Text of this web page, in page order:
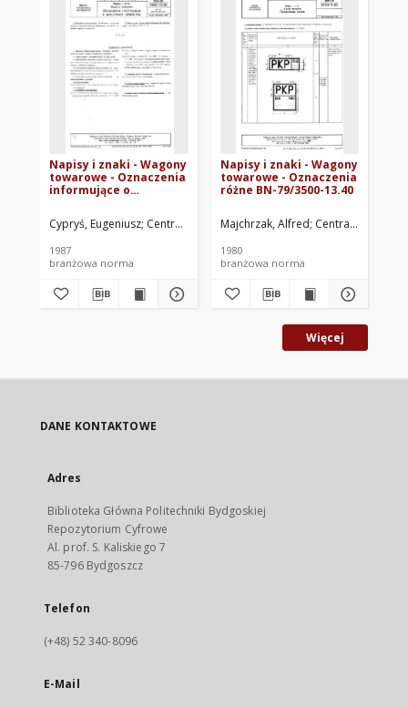
Napisy i znaki - Wagony
towarowe - Oznaczenia
informujące o
BN-86/3500-13/46
Cypryś, Eugeniusz Centralne Biuro Konstrukcyjne Polskich Kolei
1987
branżowa norma
Napisy i znaki - Wagony
towarowe - Oznaczenia
różne BN-79/3500-13.40
Majchrzak, Alfred Centralne Biuro
1980
branżowa norma
Więcej
DANE KONTAKTOWE
Adres
Biblioteka Główna Politechniki Bydgoskiej
Repozytorium Cyfrowe
Al. prof. S. Kaliskiego 7
85-796 Bydgoszcz
Telefon
(+48) 52 340-8096
E-Mail